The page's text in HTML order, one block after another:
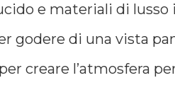
e materiali di lusso
godere di una vista
creare l’atmosfera